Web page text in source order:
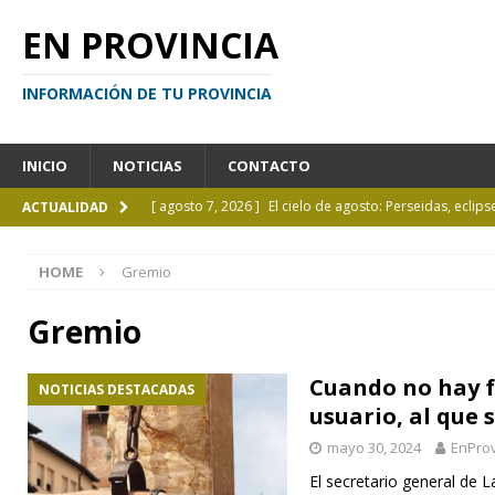
EN PROVINCIA
INFORMACIÓN DE TU PROVINCIA
INICIO NOTICIAS CONTACTO
ACTUALIDAD [ agosto 7, 2026 ] El cielo de agosto: Perseidas,
[ agosto 6, 2026 ]
HOME Gremio
Gremio
NOTICIAS DESTACADAS
Cuando no
usuario, al que
mayo 30, 2024
El secretario general de